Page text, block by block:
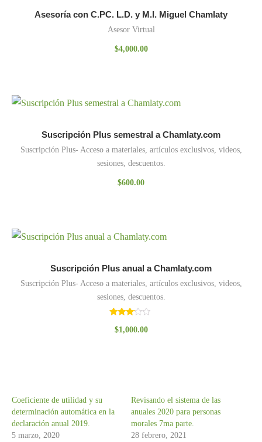
Asesoría con C.PC. L.D. y M.I. Miguel Chamlaty
Asesor Virtual
$4,000.00
Suscripción Plus semestral a Chamlaty.com
Suscripción Plus- Acceso a materiales, artículos exclusivos, videos,
sesiones, descuentos.
$600.00
Suscripción Plus anual a Chamlaty.com
Suscripción Plus- Acceso a materiales, artículos exclusivos, videos,
sesiones, descuentos.
con
$1,000.00
Coeficiente de utilidad y su
determinación automática en la
declaración anual 2019.
5 marzo, 2020
Revisando el sistema de las
anuales 2020 para personas
morales 7ma parte.
28 febrero, 2021